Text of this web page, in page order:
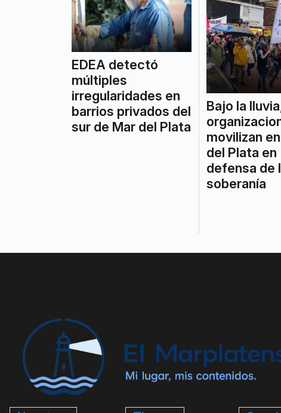
EDEA detectó
múltiples
irregularidades en
barrios privados del
sur de Mar del Plata
Bajo la
movilizan
del Plata en
defensa de
soberanía